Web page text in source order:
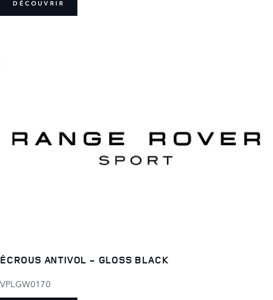
DÉCOUVRIR
ÉCROUS ANTIVOL - GLOSS BLACK
VPLGW0170